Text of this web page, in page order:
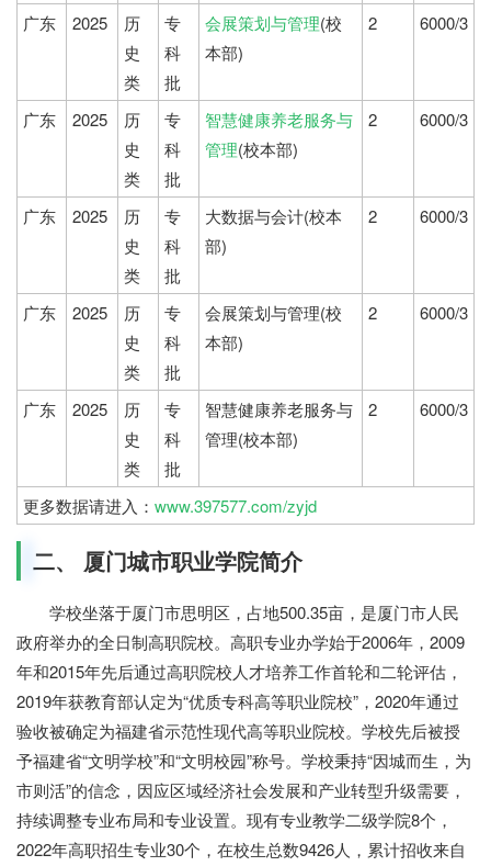
广东 2025
历
史
类
专
科
批
会展策划与管理(校
本部)
2 6000/3
广东 2025
历
史
类
专
科
批
智慧健康养老服务与
管理(校本部)
2 6000/3
广东 2025
历
史
类
专
科
批
大数据与会计(校本
部)
2 6000/3
广东 2025
历
史
类
专
科
批
会展策划与管理(校
本部)
2 6000/3
广东 2025
历
史
类
专
科
批
智慧健康养老服务与
管理(校本部)
2 6000/3
更多数据请进入： www.397577.com/zyjd
二、 厦门城市职业学院简介
学校坐落于厦门市思明区，占地500.35亩，是厦门市人民
政府举办的全日制高职院校。高职专业办学始于2006年，2009
年和2015年先后通过高职院校人才培养工作首轮和二轮评估，
2019年获教育部认定为“优质专科高等职业院校”，2020年通过
验收被确定为福建省示范性现代高等职业院校。学校先后被授
予福建省“文明学校”和“文明校园”称号。学校秉持“因城而生，为
市则活”的信念，因应区域经济社会发展和产业转型升级需要，
持续调整专业布局和专业设置。现有专业教学二级学院8个，
2022年高职招生专业30个，在校生总数9426人，累计招收来自